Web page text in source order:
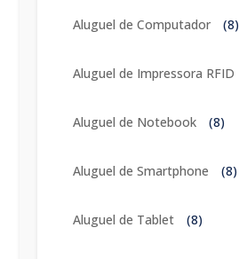
Aluguel de Computador (8)
Aluguel de Impressora RFID
Aluguel de Notebook (8)
Aluguel de Smartphone (8)
Aluguel de Tablet (8)